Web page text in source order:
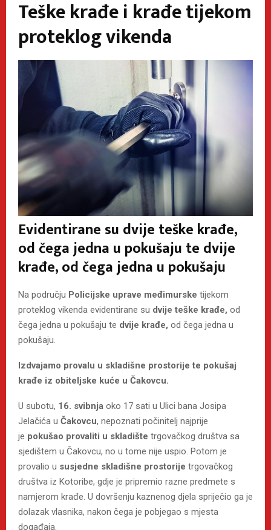
Teške krađe i krađe tijekom
proteklog vikenda
Evidentirane su dvije teške krađe,
od čega jedna u pokušaju te dvije
krađe, od čega jedna u pokušaju
Na području Policijske uprave međimurske tijekom
proteklog vikenda evidentirane su dvije teške krađe, od
čega jedna u pokušaju te dvije krađe, od čega jedna u
pokušaju.
Izdvajamo provalu u skladišne prostorije te pokušaj
krađe iz obiteljske kuće u Čakovcu.
U subotu, 16. svibnja oko 17 sati u Ulici bana Josipa
Jelačića u Čakovcu, nepoznati počinitelj najprije
je pokušao provaliti u skladište trgovačkog društva sa
sjedištem u Čakovcu, no u tome nije uspio. Potom je
provalio u susjedne skladišne prostorije trgovačkog
društva iz Kotoribe, gdje je pripremio razne predmete s
namjerom krađe. U dovršenju kaznenog djela spriječio ga je
dolazak vlasnika, nakon čega je pobjegao s mjesta
događaja.